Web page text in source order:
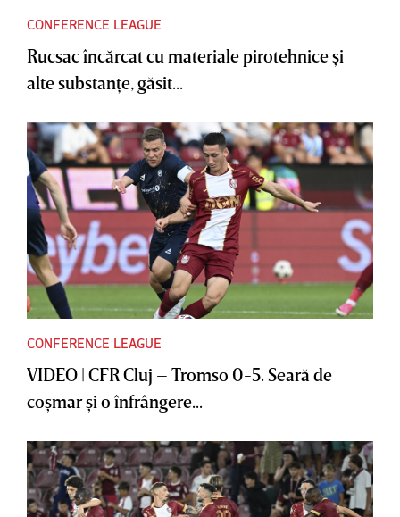
CONFERENCE LEAGUE
Rucsac încărcat cu materiale pirotehnice şi
alte substanţe, găsit...
CONFERENCE LEAGUE
VIDEO | CFR Cluj – Tromso 0-5. Seară de
coşmar şi o înfrângere...